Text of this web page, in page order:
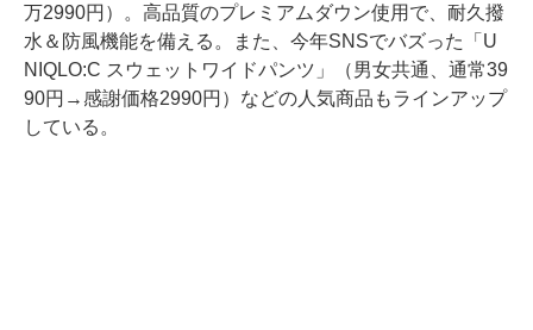
万2990円）。高品質のプレミアムダウン使用で、耐久撥
水＆防風機能を備える。また、今年SNSでバズった「U
NIQLO:C スウェットワイドパンツ」（男女共通、通常39
90円→感謝価格2990円）などの人気商品もラインアップ
している。